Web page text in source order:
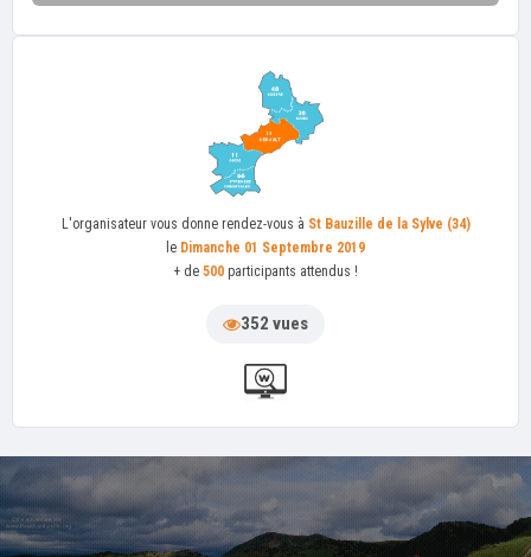
L'organisateur vous donne rendez-vous à St Bauzille de la Sylve (34)
le Dimanche 01 Septembre 2019
+ de 500 participants attendus !
352 vues